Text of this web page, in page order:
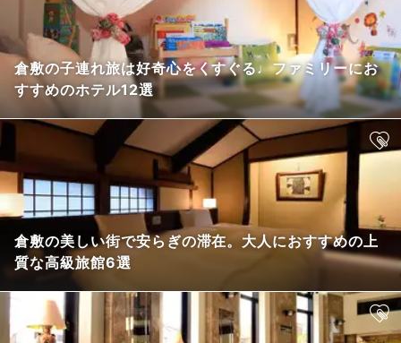
倉敷の子連れ旅は好奇心をくすぐる♩ファミリーにお
すすめのホテル12選
倉敷の美しい街で安らぎの滞在。大人におすすめの上
質な高級旅館6選